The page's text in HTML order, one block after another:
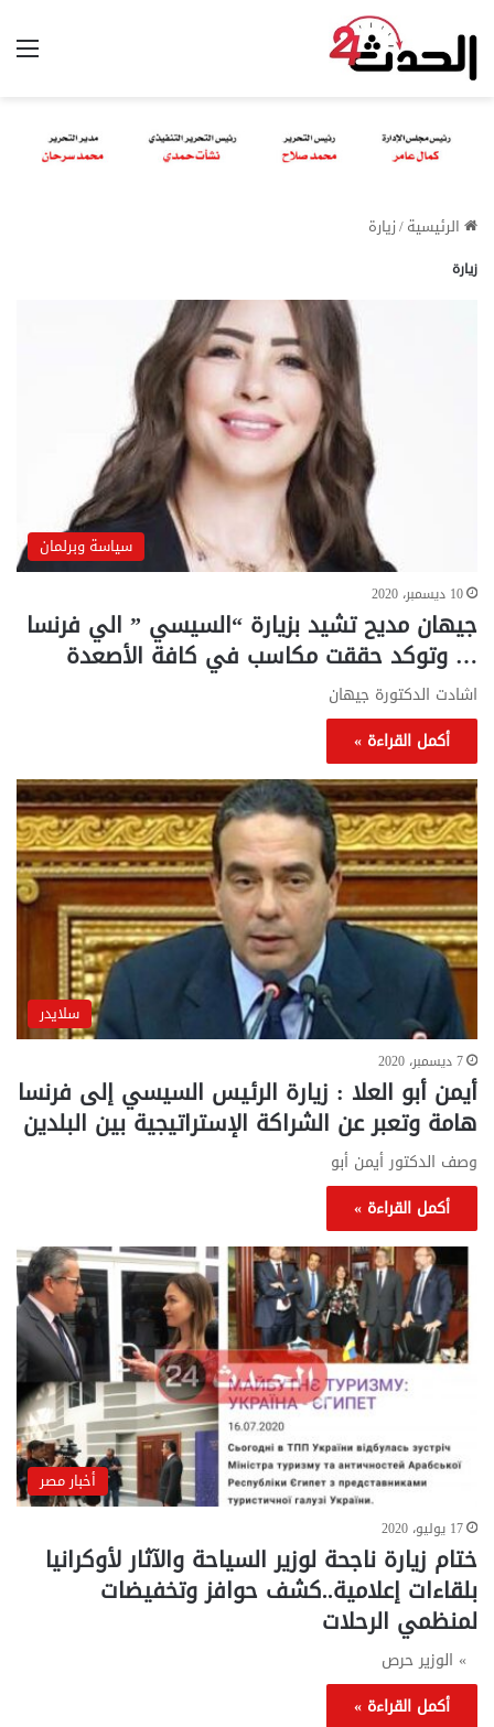
الرئيسية/زيارة
زيارة
سياسة وبرلمان
10 ديسمبر، 2020
جيهان مديح تشيد بزيارة “السيسي ” الي فرنسا
… وتوكد حققت مكاسب في كافة الأصعدة
اشادت الدكتورة جيهان
أكمل القراءة »
سلايدر
7 ديسمبر، 2020
أيمن أبو العلا : زيارة الرئيس السيسي إلى فرنسا
هامة وتعبر عن الشراكة الإستراتيجية بين البلدين
وصف الدكتور أيمن أبو
أكمل القراءة »
أخبار مصر
17 يوليو، 2020
ختام زيارة ناجحة لوزير السياحة والآثار لأوكرانيا
بلقاءات إعلامية..كشف حوافز وتخفيضات
لمنظمي الرحلات
» الوزير حرص
أكمل القراءة »